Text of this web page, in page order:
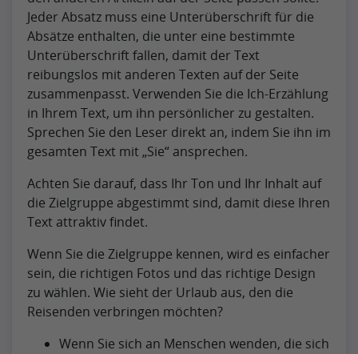
Jeder Absatz muss eine Unterüberschrift für die
Absätze enthalten, die unter eine bestimmte
Unterüberschrift fallen, damit der Text
reibungslos mit anderen Texten auf der Seite
zusammenpasst. Verwenden Sie die Ich-Erzählung
in Ihrem Text, um ihn persönlicher zu gestalten.
Sprechen Sie den Leser direkt an, indem Sie ihn im
gesamten Text mit Sie ansprechen.
Achten Sie darauf, dass Ihr Ton und Ihr Inhalt auf
die Zielgruppe abgestimmt sind, damit diese Ihren
Text attraktiv findet.
Wenn Sie die Zielgruppe kennen, wird es einfacher
sein, die richtigen Fotos und das richtige Design
zu wählen. Wie sieht der Urlaub aus, den die
Reisenden verbringen möchten?
Wenn Sie sich an Menschen wenden, die sich